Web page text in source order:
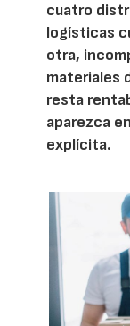
cuatro
logísticas
otra,
materiales
resta
aparezca
explícita.